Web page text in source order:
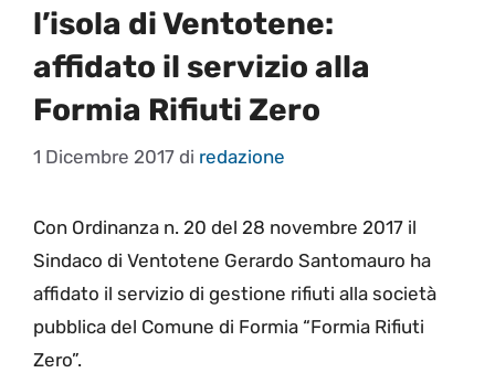
l’isola di Ventotene:
affidato il servizio alla
Formia Rifiuti Zero
1 Dicembre 2017 di redazione
Con Ordinanza n. 20 del 28 novembre 2017 il
Sindaco di Ventotene Gerardo Santomauro ha
affidato il servizio di gestione rifiuti alla società
pubblica del Comune di Formia “Formia Rifiuti
Zero”.